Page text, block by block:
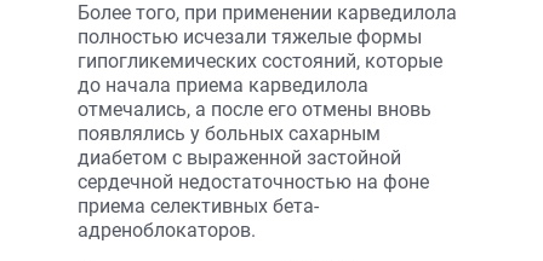
Более того, при применении карведилола
полностью исчезали тяжелые формы
гипогликемических состояний, которые
до начала приема карведилола
отмечались, а после его отмены вновь
появлялись у больных сахарным
диабетом с выраженной застойной
сердечной недостаточностью на фоне
приема селективных бета-
адреноблокаторов.